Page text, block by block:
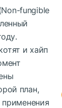
fungible
и хайп
план,
применения